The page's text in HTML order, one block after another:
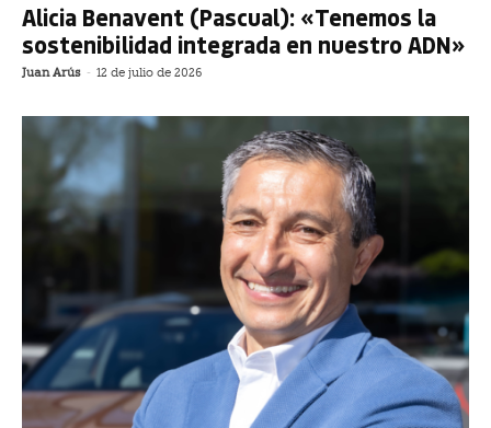
Alicia Benavent (Pascual): «Tenemos la
sostenibilidad integrada en nuestro ADN»
Juan Arús - 12 de julio de 2026